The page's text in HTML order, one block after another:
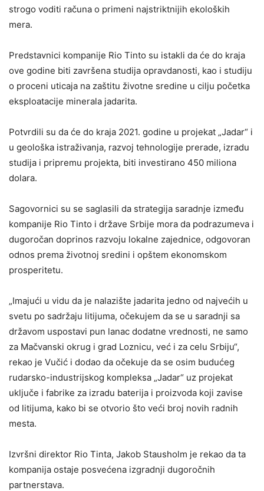
strogo voditi računa o primeni najstriktnijih ekoloških
mera.
Predstavnici kompanije Rio Tinto su istakli da će do kraja
ove godine biti završena studija opravdanosti, kao i studiju
o proceni uticaja na zaštitu životne sredine u cilju početka
eksploatacije minerala jadarita.
Potvrdili su da će do kraja 2021. godine u projekat „Jadar“ i
u geološka istraživanja, razvoj tehnologije prerade, izradu
studija i pripremu projekta, biti investirano 450 miliona
dolara.
Sagovornici su se saglasili da strategija saradnje između
kompanije Rio Tinto i države Srbije mora da podrazumeva i
dugoročan doprinos razvoju lokalne zajednice, odgovoran
odnos prema životnoj sredini i opštem ekonomskom
prosperitetu.
„Imajući u vidu da je nalazište jadarita jedno od najvećih u
svetu po sadržaju litijuma, očekujem da se u saradnji sa
državom uspostavi pun lanac dodatne vrednosti, ne samo
za Mačvanski okrug i grad Loznicu, već i za celu Srbiju“,
rekao je Vučić i dodao da očekuje da se osim budućeg
rudarsko-industrijskog kompleksa „Jadar“ uz projekat
uključe i fabrike za izradu baterija i proizvoda koji zavise
od litijuma, kako bi se otvorio što veći broj novih radnih
mesta.
Izvršni direktor Rio Tinta, Jakob Stausholm je rekao da ta
kompanija ostaje posvećena izgradnji dugoročnih
partnerstava.